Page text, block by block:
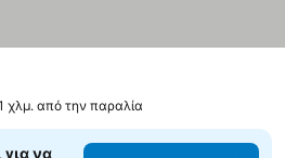
χλμ. από την παραλία
για να